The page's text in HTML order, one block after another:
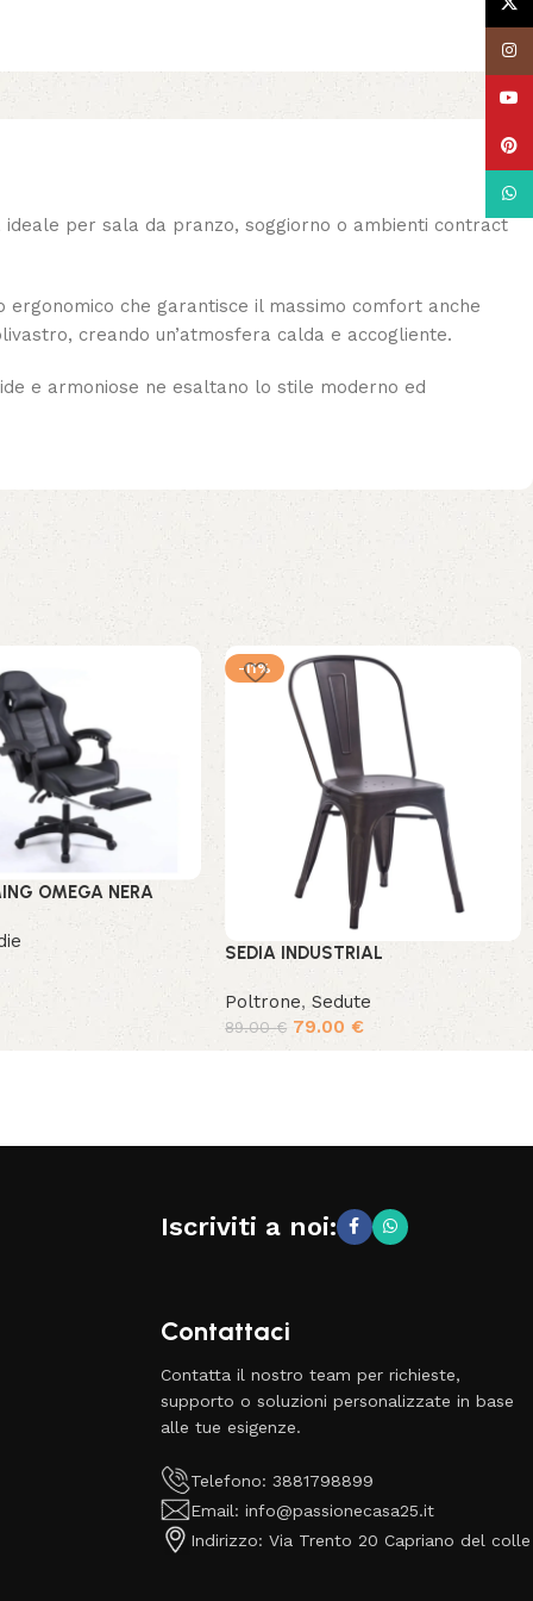
per sala da pranzo, soggiorno o ambienti contract
che garantisce il massimo comfort anche
creando un’atmosfera calda e accogliente.
e armoniose ne esaltano lo stile moderno ed
OMEGA NERA
-11%
SEDIA INDUSTRIAL
Poltrone,Sedute
89.00€ 79.00€
Iscriviti a noi:
Contattaci
Contatta il nostro team per richieste,
supporto o soluzioni personalizzate in base
alle tue esigenze.
Telefono: 3881798899
Email: info@passionecasa25.it
Indirizzo: Via Trento 20 Capriano del colle